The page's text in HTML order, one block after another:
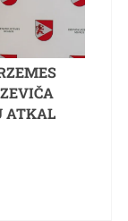
ATKAL